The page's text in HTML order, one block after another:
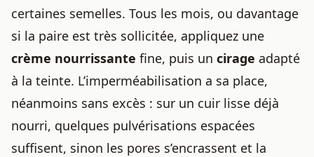
certaines semelles. Tous les mois, ou davantage
si la paire est très sollicitée, appliquez une
crème nourrissante fine, puis un cirage adapté
à la teinte. L’imperméabilisation a sa place,
néanmoins sans excès : sur un cuir lisse déjà
nourri, quelques pulvérisations espacées
suffisent, sinon les pores s’encrassent et la